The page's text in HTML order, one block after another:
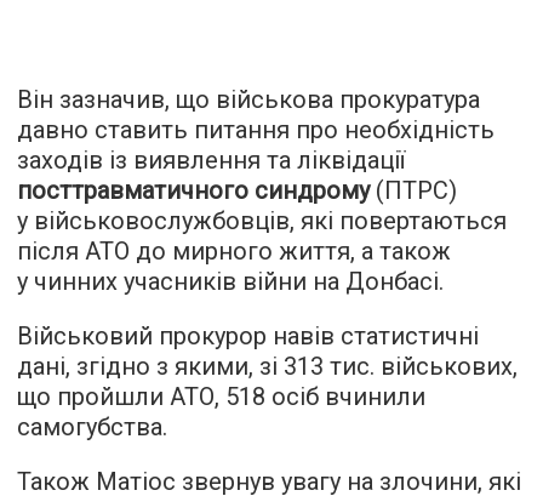
Він зазначив, що військова прокуратура
давно ставить питання про необхідність
заходів із виявлення та ліквідації
посттравматичного синдрому(ПТРС)
у військовослужбовців, які повертаються
після АТО до мирного життя, а також
у чинних учасників війни на Донбасі.
Військовий прокурор навів статистичні
дані, згідно з якими, зі 313 тис. військових,
що пройшли АТО, 518 осіб вчинили
самогубства.
Також Матіос звернув увагу на злочини, які